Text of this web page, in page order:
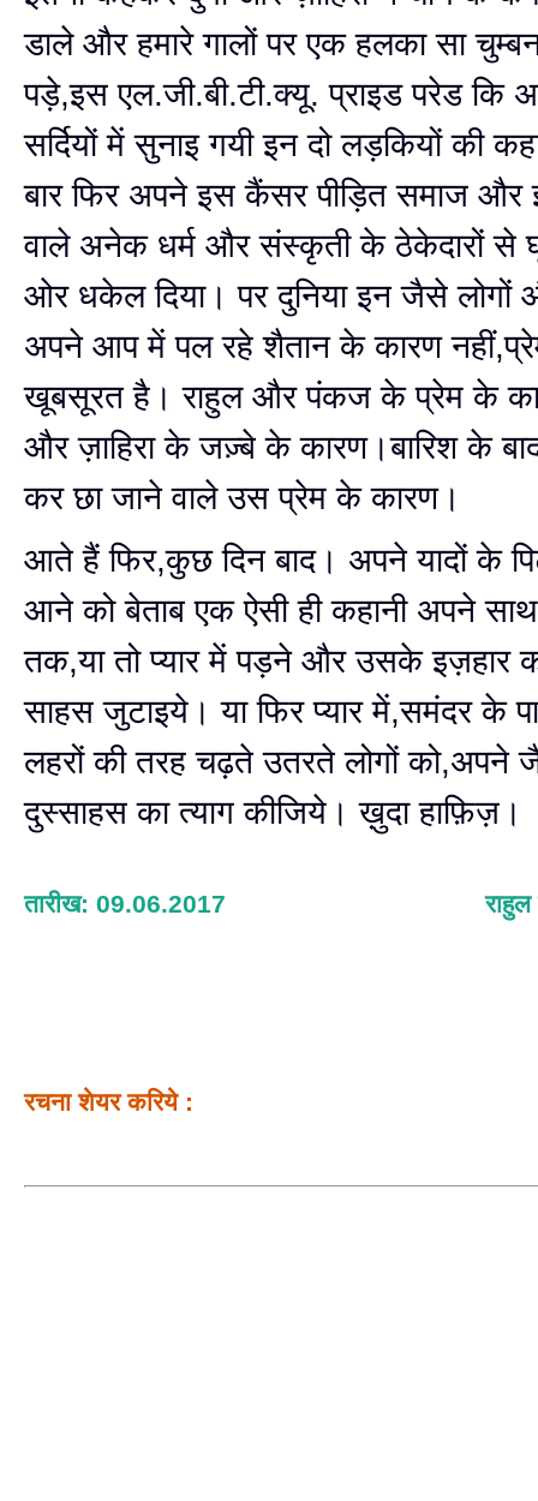
डाले और हमारे गालों पर एक हलका सा
पड़े,इस एल.जी.बी.टी.क्यू. प्राइड परेड कि
सर्दियों में सुनाइ गयी इन दो लड़कियों की
बार फिर अपने इस कैंसर पीड़ित समाज
वाले अनेक धर्म और संस्कृती के ठेकेदारों से
ओर धकेल दिया। पर दुनिया इन जैसे लोगों
अपने आप में पल रहे शैतान के कारण
खूबसूरत है। राहुल और पंकज के प्रेम के
और ज़ाहिरा के जज़्बे के कारण।बारिश के
कर छा जाने वाले उस प्रेम के कारण।
आते हैं फिर,कुछ दिन बाद। अपने यादों के
आने को बेताब एक ऐसी ही कहानी अपने
तक,या तो प्यार में पड़ने और उसके इज़हार
साहस जुटाइये। या फिर प्यार में,समंदर के
लहरों की तरह चढ़ते उतरते लोगों को,अपने
दुस्साहस का त्याग कीजिये। ख़ुदा हाफ़िज़।
तारीख: 09.06.2017 राहुल
रचना शेयर करिये :